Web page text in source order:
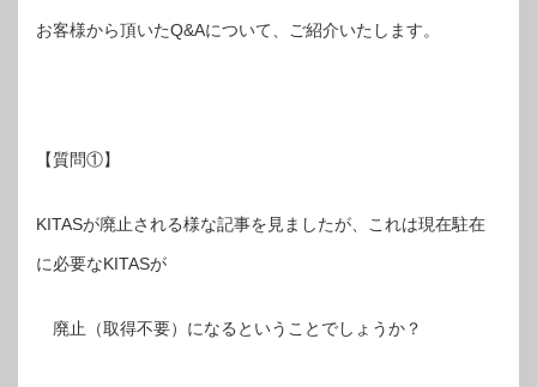
お客様から頂いたQ&Aについて、ご紹介いたします。
【質問①】
KITASが廃止される様な記事を見ましたが、これは現在駐在
に必要なKITASが
廃止（取得不要）になるということでしょうか？